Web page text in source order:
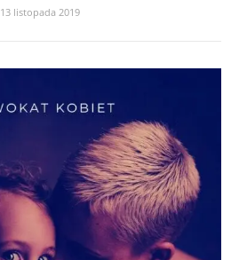
13 listopada 2019